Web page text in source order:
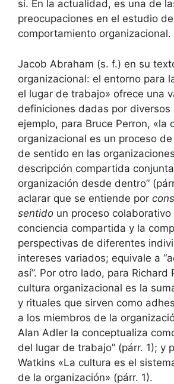
sí. En la actualidad, es una de
preocupaciones en el estudio
comportamiento organizacional.
Jacob Abraham (s. f.) en su
organizacional: el entorno para
el lugar de trabajo» ofrece una
definiciones dadas por diversos
ejemplo, para Bruce Perron, «la
organizacional es un proceso
de sentido en las
descripción compartida
organización desde dentro”
aclarar que se entiende por
sentido un proceso
conciencia compartida y la
perspectivas de diferentes
intereses variados; equivale a
así”. Por otro lado, para Richard
cultura organizacional es la
y rituales que sirven como
a los miembros de la
Alan Adler la conceptualiza
del lugar de trabajo” (párr. 1); y
Watkins «La cultura es el
de la organización» (párr. 1).